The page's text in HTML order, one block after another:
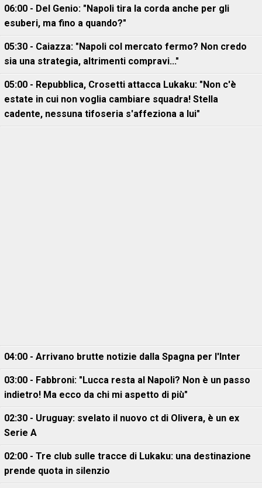
06:00 - Del Genio: "Napoli tira la corda anche per gli
esuberi, ma fino a quando?"
05:30 - Caiazza: "Napoli col mercato fermo? Non credo
sia una strategia, altrimenti compravi..."
05:00 - Repubblica, Crosetti attacca Lukaku: "Non c'è
estate in cui non voglia cambiare squadra! Stella
cadente, nessuna tifoseria s'affeziona a lui"
04:00 - Arrivano brutte notizie dalla Spagna per l'Inter
03:00 - Fabbroni: "Lucca resta al Napoli? Non è un passo
indietro! Ma ecco da chi mi aspetto di più"
02:30 - Uruguay: svelato il nuovo ct di Olivera, è un ex
Serie A
02:00 - Tre club sulle tracce di Lukaku: una destinazione
prende quota in silenzio